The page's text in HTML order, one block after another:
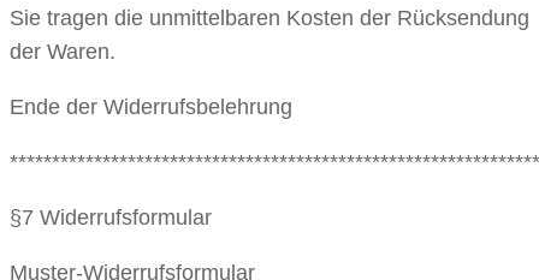
Sie tragen die unmittelbaren Kosten der Rücksendung
der Waren.
Ende der Widerrufsbelehrung
§7 Widerrufsformular
Muster-Widerrufsformular